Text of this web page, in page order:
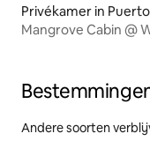
Privékamer in
Mangrove Cabin @
Andere soorten